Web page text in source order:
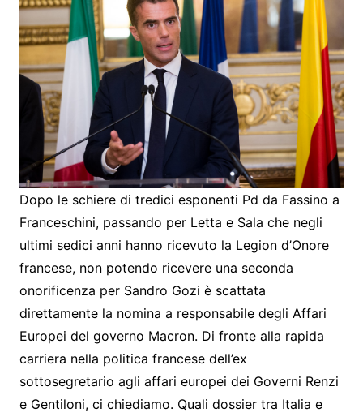
Dopo le schiere di tredici esponenti Pd da Fassino a
Franceschini, passando per Letta e Sala che negli
ultimi sedici anni hanno ricevuto la Legion d’Onore
francese, non potendo ricevere una seconda
onorificenza per Sandro Gozi è scattata
direttamente la nomina a responsabile degli Affari
Europei del governo Macron. Di fronte alla rapida
carriera nella politica francese dell’ex
sottosegretario agli affari europei dei Governi Renzi
e Gentiloni, ci chiediamo. Quali dossier tra Italia e